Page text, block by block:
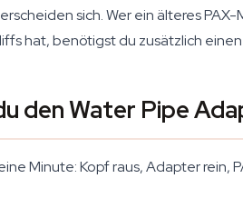
sich. Wer ein älteres
hat, benötigst du zusätzlich
den Water Pipe
Minute: Kopf raus, Adapter rein,